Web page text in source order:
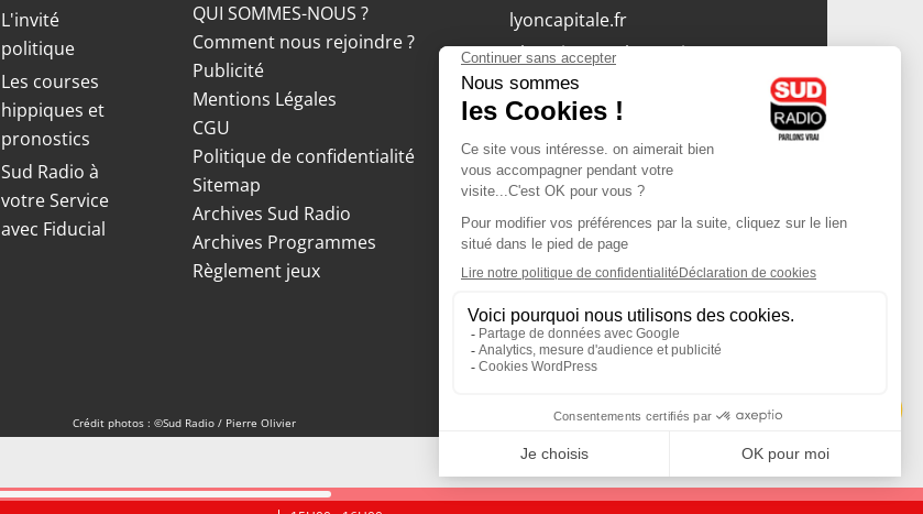
L'invité
politique
Les courses
hippiques et
pronostics
Sud Radio à
votre Service
avec Fiducial
QUI SOMMES-NOUS ?
Comment nous rejoindre ?
Publicité
Mentions Légales
CGU
Politique de confidentialité
Sitemap
Archives Sud Radio
Archives Programmes
Règlement jeux
lyoncapitale.fr
olympique-et-lyonnais.com
L'application Iphone
/ Android
Téléchargez l'application
Les cookies
Gestion des cookies
Crédit photos : ©Sud Radio / Pierre Olivier